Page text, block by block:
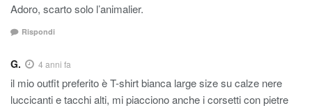
Adoro, scarto solo l’animalier.
Rispondi
G. 4 anni fa
il mio outfit preferito è T-shirt bianca large size su calze nere
luccicanti e tacchi alti, mi piacciono anche i corsetti con pietre